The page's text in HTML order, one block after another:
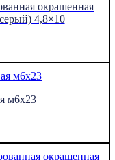
окрашенная
4,8×10
м6х23